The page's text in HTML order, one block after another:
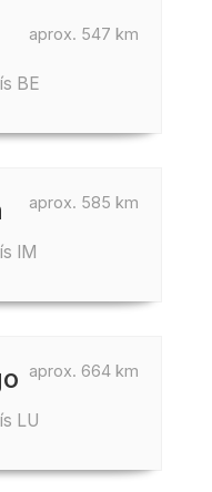
aprox. 547 km
BE
aprox. 585 km
IM
aprox. 664 km
LU